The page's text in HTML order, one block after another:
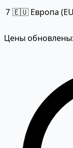
7 🇪🇺 Европа
Цены